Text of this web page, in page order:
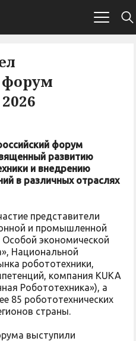
форум
форум
развитию
и внедрению
в различных отраслях
представители
и промышленной
экономической
Национальной
робототехники,
компания KUKA
Робототехника»), а
85 робототехнических
страны.
выступили